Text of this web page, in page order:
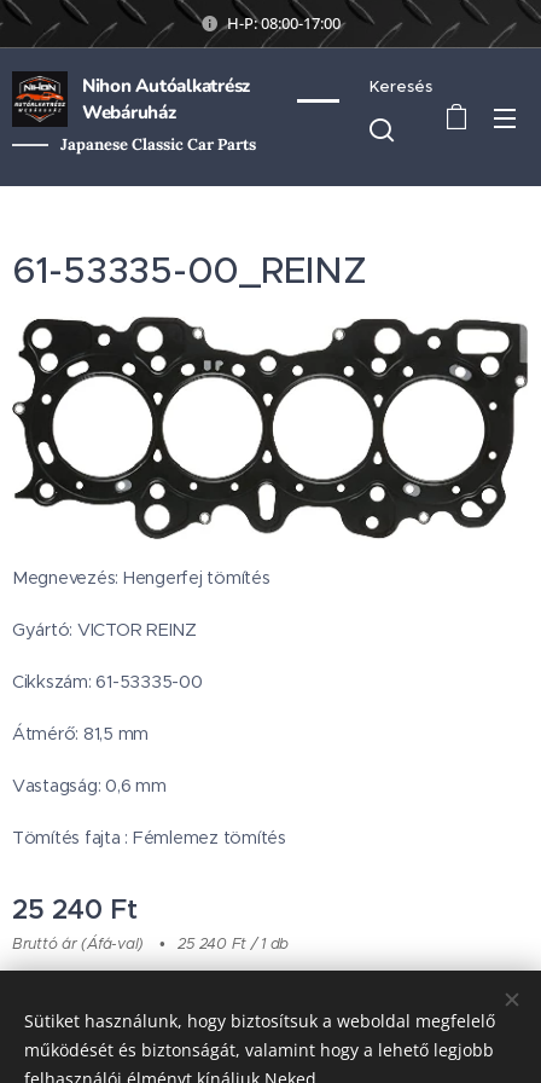
H-P: 08:00-17:00
Nihon Autóalkatrész
Webáruház
Japanese Classic Car Parts
Keresés
61-53335-00_REINZ
Megnevezés: Hengerfej tömítés
Gyártó: VICTOR REINZ
Cikkszám: 61-53335-00
Átmérő: 81,5 mm
Vastagság: 0,6 mm
Tömítés fajta : Fémlemez tömítés
25 240 Ft
Bruttó ár (Áfá-val) 25 240 Ft / 1 db
Japanese Classic Car Parts
Sütiket használunk, hogy biztosítsuk a weboldal megfelelő
működését és biztonságát, valamint hogy a lehető legjobb